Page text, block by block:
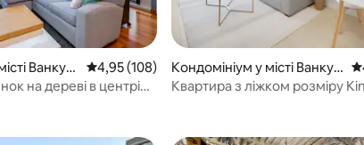
133
Ванкув
Середня оцінка: 4,95 з 5, відгуки: 108
4,95 (108)
на дереві в центрі
Кондомініум у місті Ванкув
ер, центр
Квартира з ліжком розміру